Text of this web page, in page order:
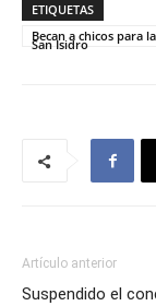
ETIQUETAS
Becan a chicos para
San Isidro
Artículo anterior
Suspendido el